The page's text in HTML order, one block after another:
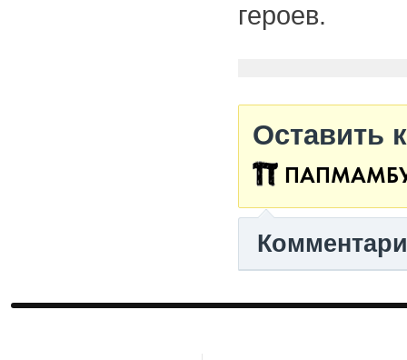
героев.
Оставить